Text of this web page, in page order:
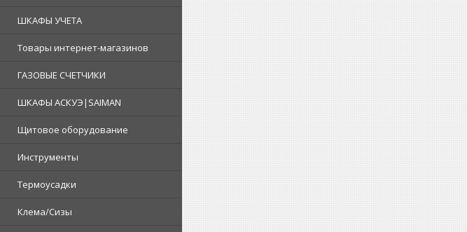
ШКАФЫ УЧЕТА
Товары интернет-магазинов
ГАЗОВЫЕ СЧЕТЧИКИ
ШКАФЫ АСКУЭ|SAIMAN
Щитовое оборудование
Инструменты
Термоусадки
Клема/Сизы